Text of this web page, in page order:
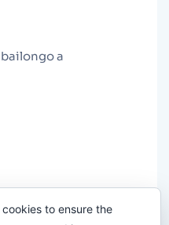
a
to ensure the